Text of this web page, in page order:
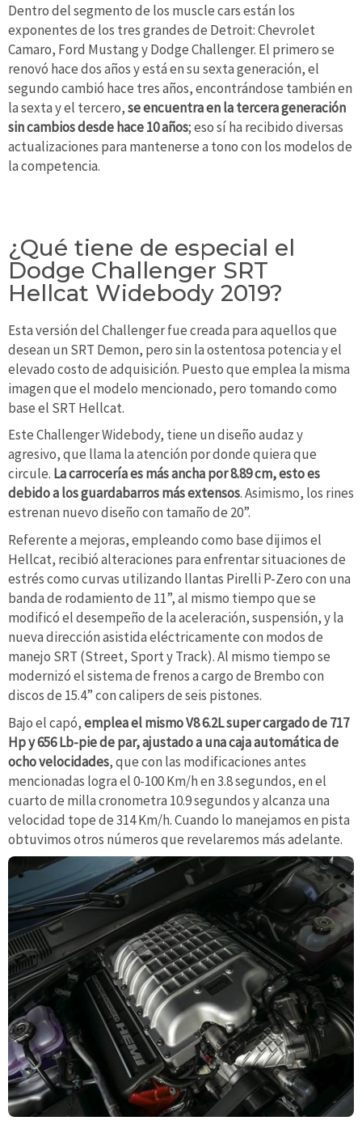
Dentro del segmento de los muscle cars están los
exponentes de los tres grandes de Detroit: Chevrolet
Camaro, Ford Mustang y Dodge Challenger. El primero se
renovó hace dos años y está en su sexta generación, el
segundo cambió hace tres años, encontrándose también en
la sexta y el tercero,se encuentra en la tercera generación
sin cambios desde hace 10 años; eso sí ha recibido diversas
actualizaciones para mantenerse a tono con los modelos de
la competencia.
¿Qué tiene de especial el
Dodge Challenger SRT
Hellcat Widebody 2019?
Esta versión del Challenger fue creada para aquellos que
desean un SRT Demon, pero sin la ostentosa potencia y el
elevado costo de adquisición. Puesto que emplea la misma
imagen que el modelo mencionado, pero tomando como
base el SRT Hellcat.
Este Challenger Widebody, tiene un diseño audaz y
agresivo, que llama la atención por donde quiera que
circule. La carrocería es más ancha por 8.89 cm, esto es
debido a los guardabarros más extensos. Asimismo, los rines
estrenan nuevo diseño con tamaño de 20”.
Referente a mejoras, empleando como base dijimos el
Hellcat, recibió alteraciones para enfrentar situaciones de
estrés como curvas utilizando llantas Pirelli P-Zero con una
banda de rodamiento de 11”, al mismo tiempo que se
modificó el desempeño de la aceleración, suspensión, y la
nueva dirección asistida eléctricamente con modos de
manejo SRT (Street, Sport y Track). Al mismo tiempo se
modernizó el sistema de frenos a cargo de Brembo con
discos de 15.4” con calipers de seis pistones.
Bajo el capó,emplea el mismo V8 6.2L super cargado de 717
Hp y 656 Lb-pie de par, ajustado a una caja automática de
ocho velocidades, que con las modificaciones antes
mencionadas logra el 0-100 Km/h en 3.8 segundos, en el
cuarto de milla cronometra 10.9 segundos y alcanza una
velocidad tope de 314 Km/h. Cuando lo manejamos en pista
obtuvimos otros números que revelaremos más adelante.